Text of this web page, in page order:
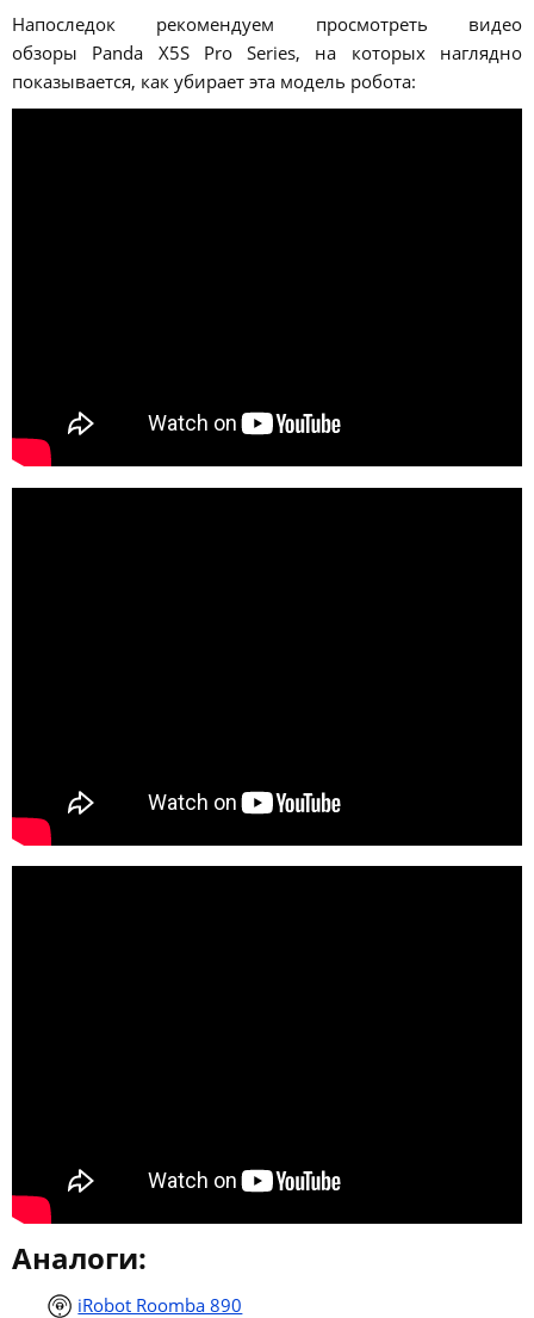
Напоследок рекомендуем просмотреть видео
обзоры Panda X5S Pro Series, на которых наглядно
показывается, как убирает эта модель робота:
Аналоги:
iRobot Roomba 890